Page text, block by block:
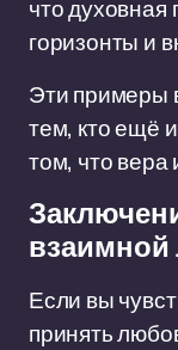
что духовная
горизонты и
Эти примеры
тем, кто ещё
том, что вера
взаимной
Если вы
принять